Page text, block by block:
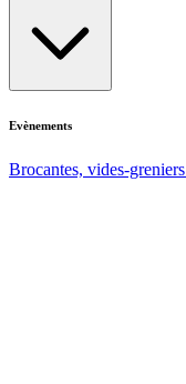
Evènements
Brocantes, vides-greniers